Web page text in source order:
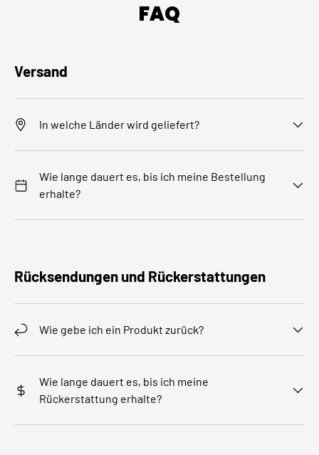
FAQ
Versand
In welche Länder wird geliefert?
Wie lange dauert es, bis ich meine Bestellung
erhalte?
Rücksendungen und Rückerstattungen
Wie gebe ich ein Produkt zurück?
Wie lange dauert es, bis ich meine
Rückerstattung erhalte?